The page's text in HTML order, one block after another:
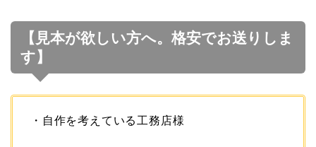
【見本が欲しい方へ。格安でお送りしま
す】
・自作を考えている工務店様